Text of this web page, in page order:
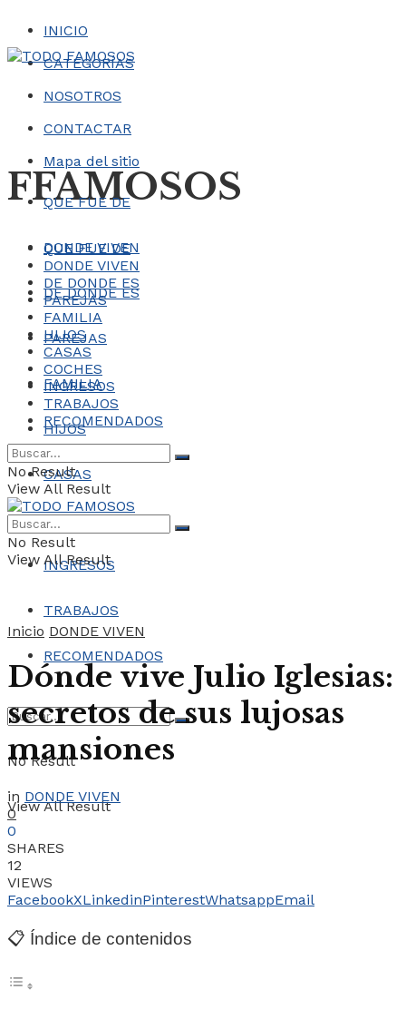
INICIO
CATEGORÍAS
NOSOTROS
CONTACTAR
Mapa del sitio
FFAMOSOS
QUE FUE DE
DONDE VIVEN
DE DONDE ES
PAREJAS
FAMILIA
HIJOS
CASAS
COCHES
INGRESOS
TRABAJOS
RECOMENDADOS
No Result
View All Result
QUE FUE DE
DONDE VIVEN
DE DONDE ES
PAREJAS
FAMILIA
HIJOS
CASAS
COCHES
INGRESOS
TRABAJOS
RECOMENDADOS
No Result
View All Result
No Result
View All Result
Inicio DONDE VIVEN
Dónde vive Julio Iglesias:
secretos de sus lujosas
mansiones
in DONDE VIVEN
0
0
SHARES
12
VIEWS
FacebookXLinkedinPinterestWhatsappEmail
📋 Índice de contenidos